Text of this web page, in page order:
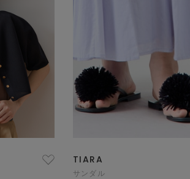
TIARA
サンダル